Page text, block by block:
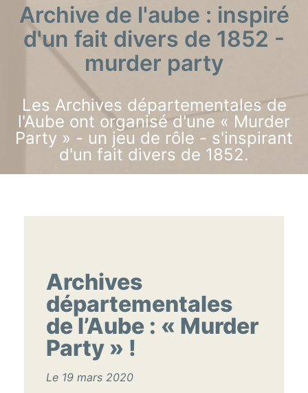
Archive de l'aube : inspiré
d'un fait divers de 1852 -
murder party
Les Archives départementales de
l'Aube ont organisé d'une « Murder
Party » - un jeu de rôle - s'inspirant
d'un fait divers de 1852.
Archives
départementales
de l’Aube : « Murder
Party » !
Le 19 mars 2020